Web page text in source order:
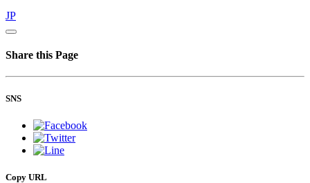
JP
Share this Page
SNS
Copy URL